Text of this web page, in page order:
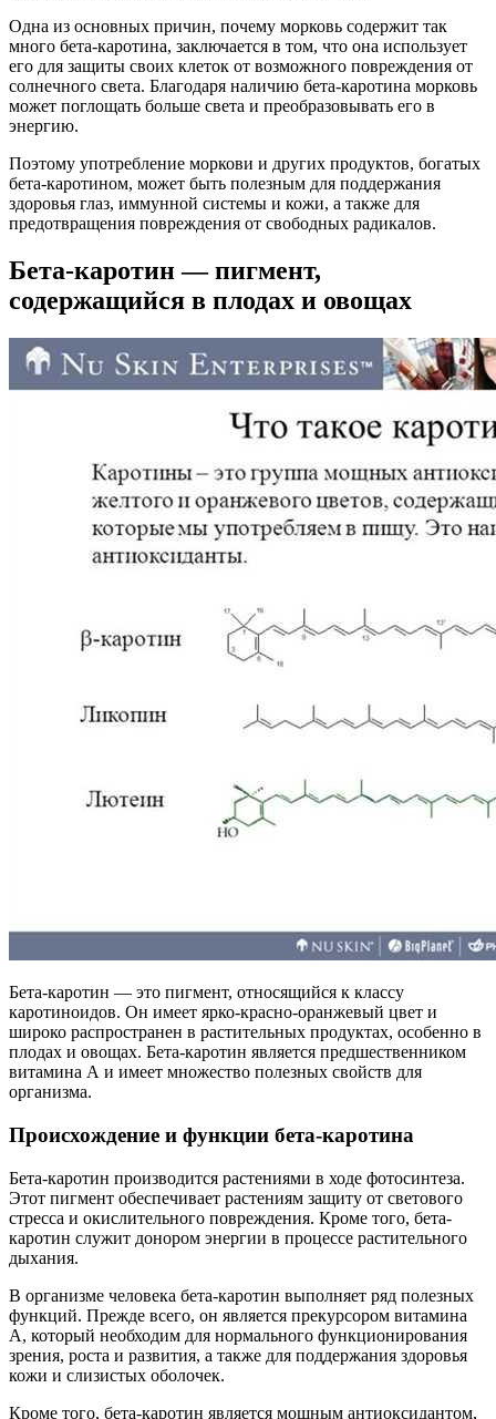
Одна из основных причин, почему морковь содержит так
много бета-каротина, заключается в том, что она использует
его для защиты своих клеток от возможного повреждения от
солнечного света. Благодаря наличию бета-каротина морковь
может поглощать больше света и преобразовывать его в
энергию.
Поэтому употребление моркови и других продуктов, богатых
бета-каротином, может быть полезным для поддержания
здоровья глаз, иммунной системы и кожи, а также для
предотвращения повреждения от свободных радикалов.
Бета-каротин — пигмент,
содержащийся в плодах и овощах
Бета-каротин — это пигмент, относящийся к классу
каротиноидов. Он имеет ярко-красно-оранжевый цвет и
широко распространен в растительных продуктах, особенно в
плодах и овощах. Бета-каротин является предшественником
витамина А и имеет множество полезных свойств для
организма.
Происхождение и функции бета-каротина
Бета-каротин производится растениями в ходе фотосинтеза.
Этот пигмент обеспечивает растениям защиту от светового
стресса и окислительного повреждения. Кроме того, бета-
каротин служит донором энергии в процессе растительного
дыхания.
В организме человека бета-каротин выполняет ряд полезных
функций. Прежде всего, он является прекурсором витамина
А, который необходим для нормального функционирования
зрения, роста и развития, а также для поддержания здоровья
кожи и слизистых оболочек.
Кроме того, бета-каротин является мощным антиоксидантом,